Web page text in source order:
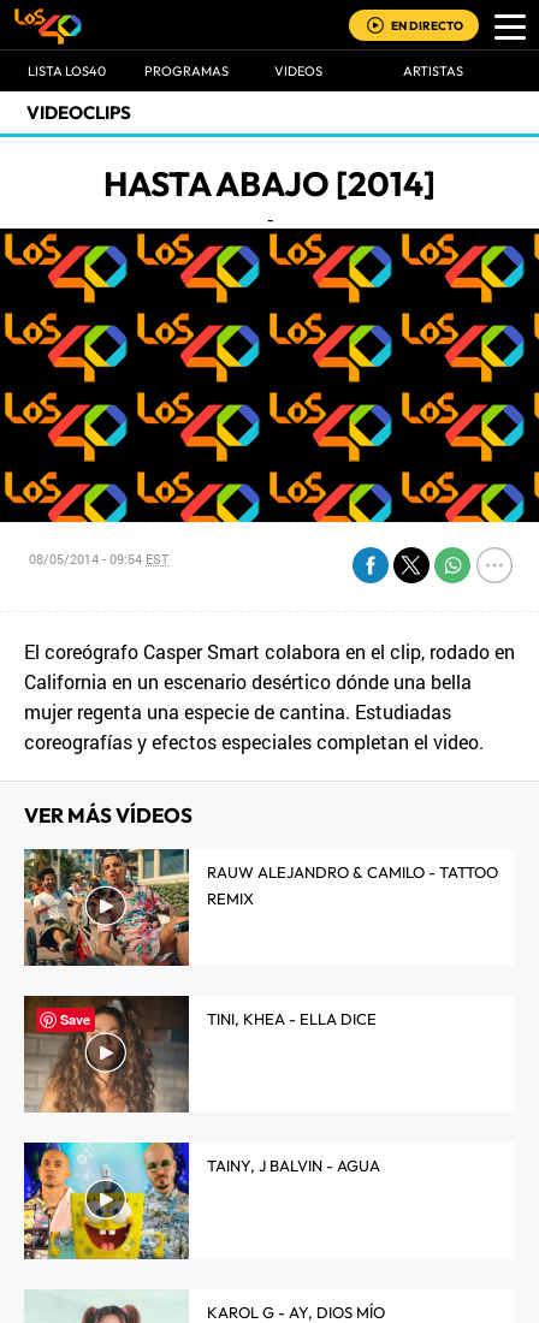
EN DIRECTO
LISTA LOS40 PROGRAMAS VIDEOS ARTISTAS
VIDEOCLIPS
HASTA ABAJO [2014]
-
08/05/2014 - 09:54 EST
El coreógrafo Casper Smart colabora en el clip, rodado en
California en un escenario desértico dónde una bella
mujer regenta una especie de cantina. Estudiadas
coreografías y efectos especiales completan el video.
VER MÁS VÍDEOS
RAUW ALEJANDRO & CAMILO - TATTOO
REMIX
TINI, KHEA - ELLA DICE
TAINY, J BALVIN - AGUA
KAROL G - AY, DIOS MÍO
Save